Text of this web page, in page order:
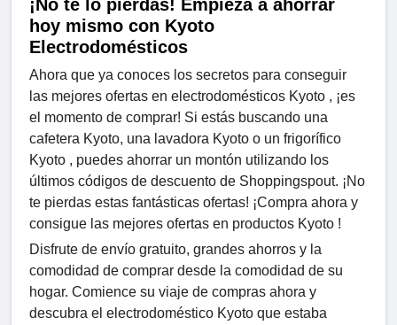
¡No te lo pierdas! Empieza a ahorrar
hoy mismo con Kyoto
Electrodomésticos
Ahora que ya conoces los secretos para conseguir
las mejores ofertas en electrodomésticos Kyoto , ¡es
el momento de comprar! Si estás buscando una
cafetera Kyoto, una lavadora Kyoto o un frigorífico
Kyoto , puedes ahorrar un montón utilizando los
últimos códigos de descuento de Shoppingspout. ¡No
te pierdas estas fantásticas ofertas! ¡Compra ahora y
consigue las mejores ofertas en productos Kyoto !
Disfrute de envío gratuito, grandes ahorros y la
comodidad de comprar desde la comodidad de su
hogar. Comience su viaje de compras ahora y
descubra el electrodoméstico Kyoto que estaba